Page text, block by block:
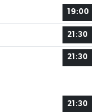
19:00
21:30
21:30
21:30